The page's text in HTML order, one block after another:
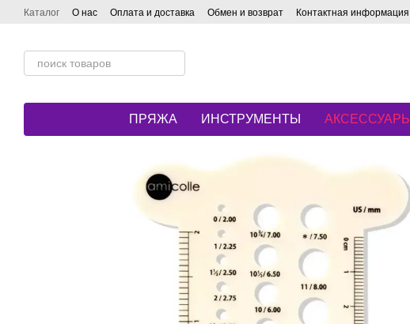
Перейти к основному контенту
Каталог О нас Оплата и доставка Обмен и возврат Контактная информация
ПРЯЖА ИНСТРУМЕНТЫ АКСЕССУАРЫ